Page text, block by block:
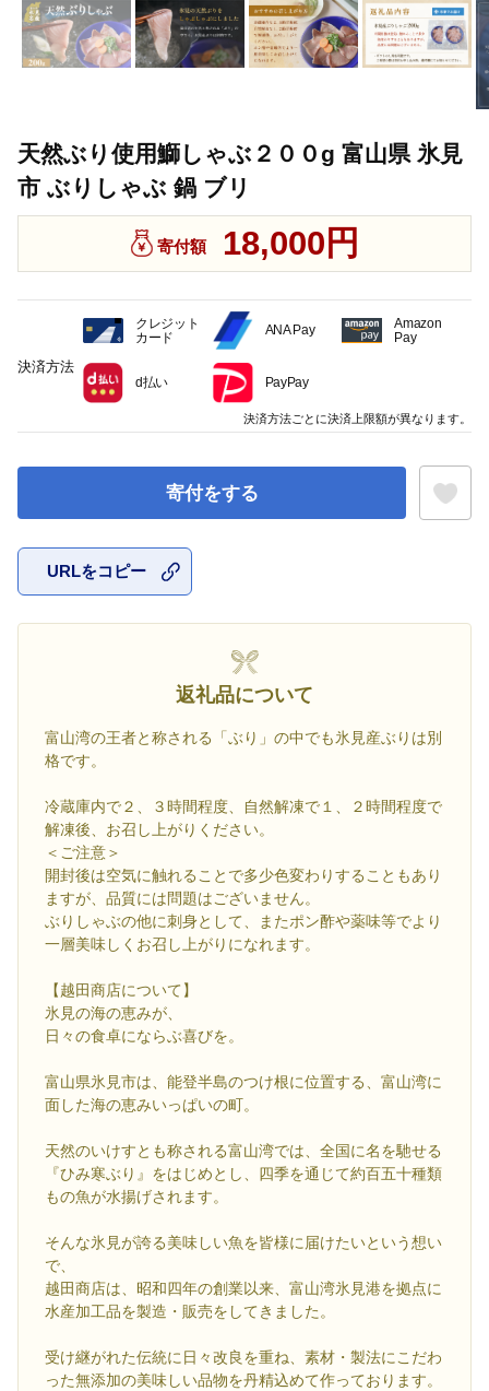
天然ぶり使用鰤しゃぶ２００g 富山県 氷見
市 ぶりしゃぶ 鍋 ブリ
寄付額 18,000円
寄付をする
URLをコピー
返礼品について
富山湾の王者と称される「ぶり」の中でも氷見産ぶりは別
格です。
冷蔵庫内で２、３時間程度、自然解凍で１、２時間程度で
解凍後、お召し上がりください。
＜ご注意＞
開封後は空気に触れることで多少色変わりすることもあり
ますが、品質には問題はございません。
ぶりしゃぶの他に刺身として、またポン酢や薬味等でより
一層美味しくお召し上がりになれます。
【越田商店について】
氷見の海の恵みが、
日々の食卓にならぶ喜びを。
富山県氷見市は、能登半島のつけ根に位置する、富山湾に
面した海の恵みいっぱいの町。
天然のいけすとも称される富山湾では、全国に名を馳せる
『ひみ寒ぶり』をはじめとし、四季を通じて約百五十種類
もの魚が水揚げされます。
そんな氷見が誇る美味しい魚を皆様に届けたいという想い
で、
越田商店は、昭和四年の創業以来、富山湾氷見港を拠点に
水産加工品を製造・販売をしてきました。
受け継がれた伝統に日々改良を重ね、素材・製法にこだわ
った無添加の美味しい品物を丹精込めて作っております。
決済方法
クレジット
カード
ANA Pay
Amazon
Pay
d払い PayPay
決済方法ごとに決済上限額が異なります。